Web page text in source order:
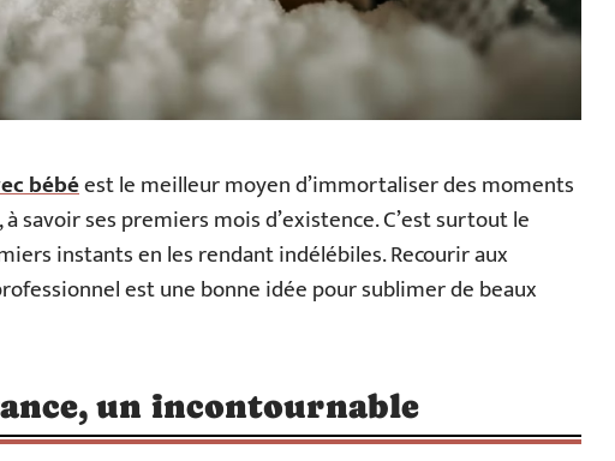
bébéest le meilleur moyen d’immortaliser des moments
savoir ses premiers mois d’existence. C’est surtout le
instants en les rendant indélébiles. Recourir aux
est une bonne idée pour sublimer de beaux
un incontournable